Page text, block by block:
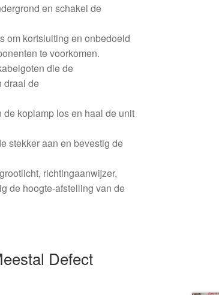
en schakel de
om kortsluiting en onbedoeld
te voorkomen.
die de
draai de
koplamp los en haal de unit
stekker aan en bevestig de
richtingaanwijzer,
de hoogte-afstelling van de
Defect